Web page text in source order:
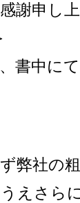
謝申し上
書中に
弊社の
えさら